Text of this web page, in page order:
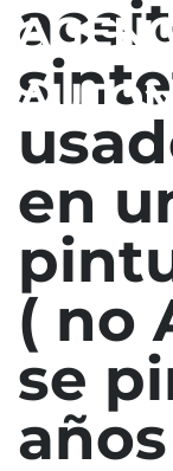
en
( no
se